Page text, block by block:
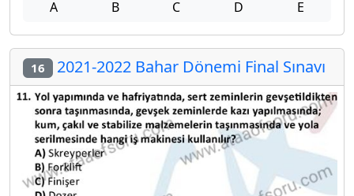
A B C D E
16 2021-2022 Bahar Dönemi Final Sınavı